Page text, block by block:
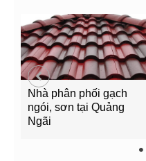
Nhà phân phối gạch
ngói, sơn tại Quảng
Ngãi
1